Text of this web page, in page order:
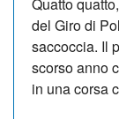
del Giro di
saccoccia. Il
scorso anno
in una corsa